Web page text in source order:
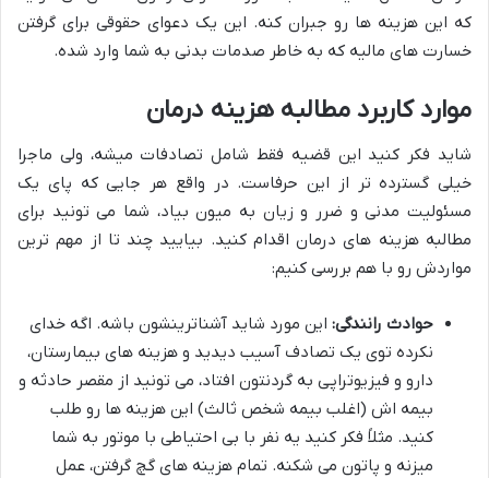
که این هزینه ها رو جبران کنه. این یک دعوای حقوقی برای گرفتن
خسارت های مالیه که به خاطر صدمات بدنی به شما وارد شده.
موارد کاربرد مطالبه هزینه درمان
شاید فکر کنید این قضیه فقط شامل تصادفات میشه، ولی ماجرا
خیلی گسترده تر از این حرفاست. در واقع هر جایی که پای یک
مسئولیت مدنی و ضرر و زیان به میون بیاد، شما می تونید برای
مطالبه هزینه های درمان اقدام کنید. بیایید چند تا از مهم ترین
مواردش رو با هم بررسی کنیم:
حوادث رانندگی: این مورد شاید آشناترینشون باشه. اگه خدای
نکرده توی یک تصادف آسیب دیدید و هزینه های بیمارستان،
دارو و فیزیوتراپی به گردنتون افتاد، می تونید از مقصر حادثه و
بیمه اش (اغلب بیمه شخص ثالث) این هزینه ها رو طلب
کنید. مثلاً فکر کنید یه نفر با بی احتیاطی با موتور به شما
میزنه و پاتون می شکنه. تمام هزینه های گچ گرفتن، عمل